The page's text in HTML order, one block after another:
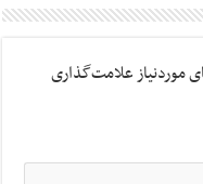
موردنیاز علامت‌گذاری